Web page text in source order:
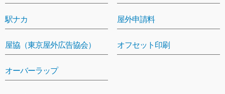
駅ナカ 屋外申請料
屋協（東京屋外広告協会） オフセット印刷
オーバーラップ